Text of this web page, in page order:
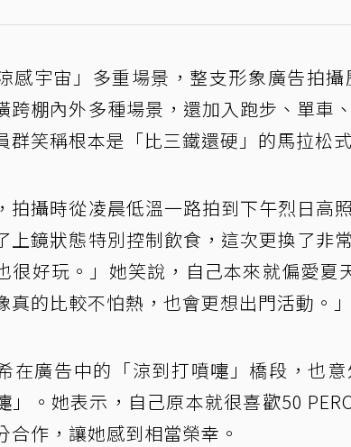
感宇宙」多重場景，整支形象廣告拍
跨棚內外多種場景，還加入跑步、單車
群笑稱根本是「比三鐵還硬」的馬拉松
拍攝時從凌晨低溫一路拍到下午烈日高
上鏡狀態特別控制飲食，這次更換了非
很好玩。」她笑說，自己本來就偏愛夏
真的比較不怕熱，也會更想出門活動。」
在廣告中的「涼到打噴嚏」橋段，也
」。她表示，自己原本就很喜歡50
合作，讓她感到相當榮幸。